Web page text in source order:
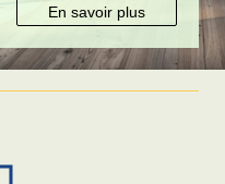
En savoir plus